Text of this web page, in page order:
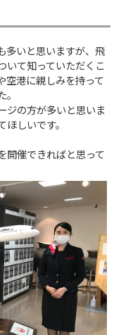
多いと思いますが、飛
いて知っていただくこ
空港に親しみを持って
ジの方が多いと思いま
しいです。
開催できればと思って